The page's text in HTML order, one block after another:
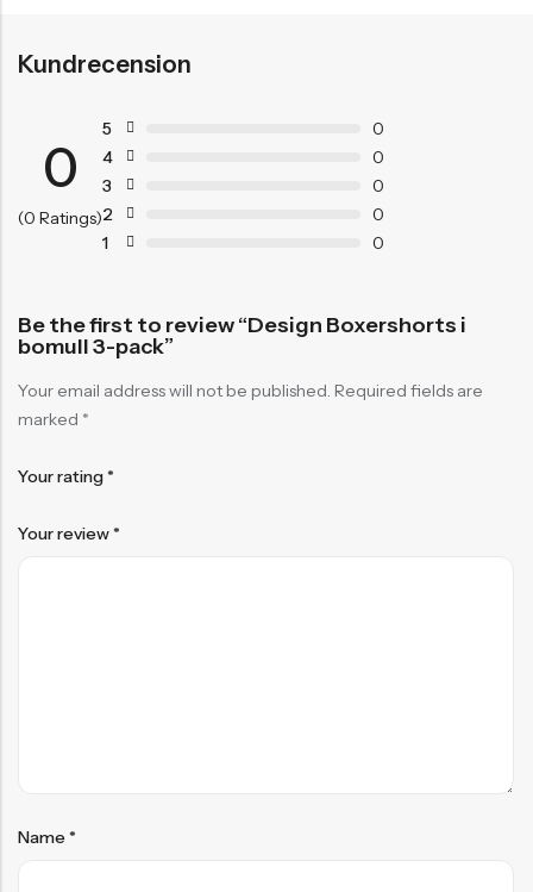
Kundrecension
0
(0 Ratings)
5
0
4
0
3
0
2
0
1
0
Be the first to review “Design Boxershorts i
bomull 3-pack”
Your email address will not be published. Required fields are
marked *
Your rating*
Your review*
Name*